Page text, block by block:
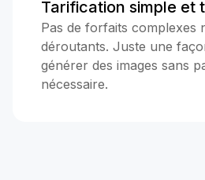
Tarification simple et
Pas de forfaits complexes
déroutants. Juste une
générer des images sans
nécessaire.